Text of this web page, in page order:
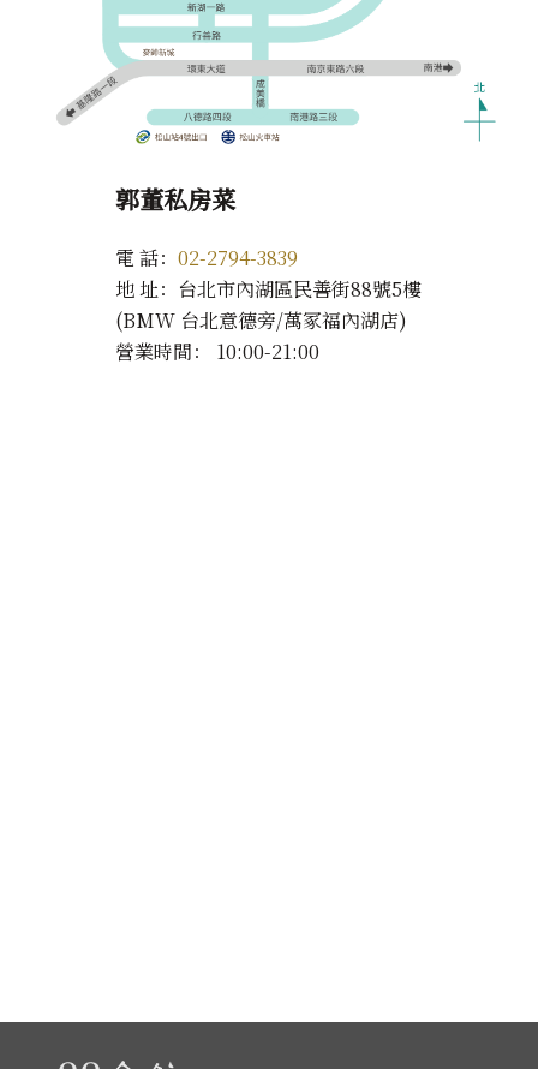
郭董私房菜
電 話：02-2794-3839
地 址：台北市內湖區民善街88號5樓
(BMW 台北意德旁/萬冢福內湖店)
營業時間： 10:00-21:00